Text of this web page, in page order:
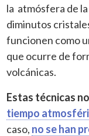
la atmósfera de
diminutos
funcionen como
que ocurre de
volcánicas.
Estas técnicas
tiempo
caso, no se han